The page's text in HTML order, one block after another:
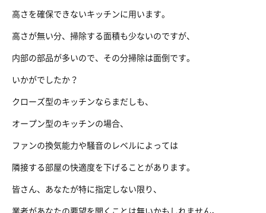
高さを確保できないキッチンに用います。
高さが無い分、掃除する面積も少ないのですが、
内部の部品が多いので、その分掃除は面倒です。
いかがでしたか？
クローズ型のキッチンならまだしも、
オープン型のキッチンの場合、
ファンの換気能力や騒音のレベルによっては
隣接する部屋の快適度を下げることがあります。
皆さん、あなたが特に指定しない限り、
業者があなたの要望を聞くことは無いかもしれません。